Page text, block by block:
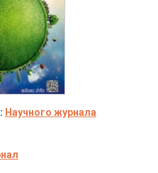
Научного журнала